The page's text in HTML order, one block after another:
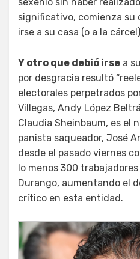
significativo, comienza su
irse a su casa (o a la
Y otro que debió irse a
por desgracia resultó
electorales perpetrados
Villegas, Andy López
Claudia Sheinbaum, es el
panista saqueador, José
desde el pasado viernes
lo menos 300
Durango, aumentando el
crítico en esta entidad.